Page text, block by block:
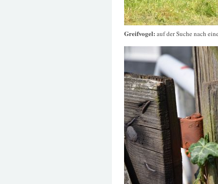
Greifvogel: auf der Suche nach